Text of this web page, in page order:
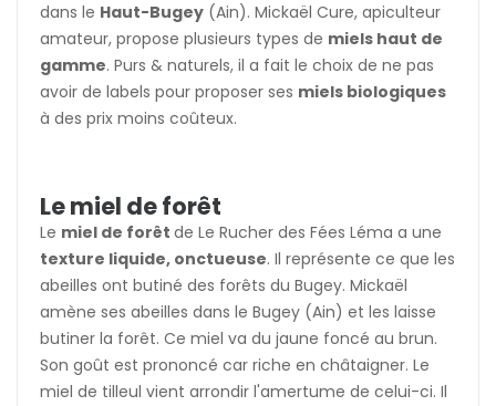
dans le Haut-Bugey (Ain). Mickaël Cure, apiculteur
amateur, propose plusieurs types de miels haut de
gamme. Purs & naturels, il a fait le choix de ne pas
avoir de labels pour proposer ses miels biologiques
à des prix moins coûteux.
Le miel de forêt
Le miel de forêt de Le Rucher des Fées Léma a une
texture liquide, onctueuse. Il représente ce que les
abeilles ont butiné des forêts du Bugey. Mickaël
amène ses abeilles dans le Bugey (Ain) et les laisse
butiner la forêt. Ce miel va du jaune foncé au brun.
Son goût est prononcé car riche en châtaigner. Le
miel de tilleul vient arrondir l'amertume de celui-ci. Il